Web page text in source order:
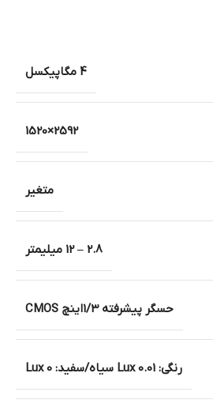
4 مگاپیکسل
2592×1520
متغیر
2.8 – 12 میلیمتر
حسگر پیشرفته 1/3اینچ CMOS
رنگی: 0.01 Lux سیاه/سفید: 0 Lux